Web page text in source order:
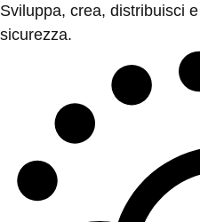
Sviluppa, crea, distribuisci
sicurezza.